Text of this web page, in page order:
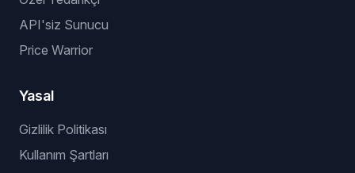
API'siz Sunucu
Price Warrior
Yasal
Gizlilik Politikası
Kullanım Şartları